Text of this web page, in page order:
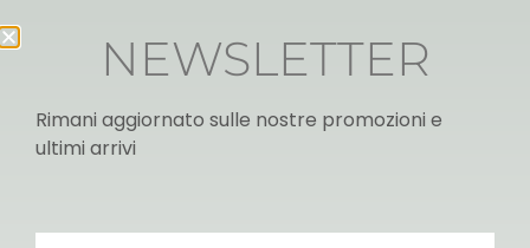
NEWSLETTER
Rimani aggiornato sulle nostre promozioni e
ultimi arrivi